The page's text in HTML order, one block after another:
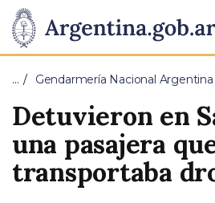
Presidencia
de
la
Nación
Pasar al contenido principal
… Gendarmería Nacional Argentina
Detuvieron en
una pasajera
transportaba